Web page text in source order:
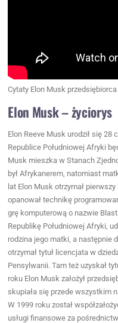
Cytaty Elon Musk przedsiębiorca
Elon Musk – życiorys
Elon Reeve Musk urodził się
Republice Południowej Afryki
Musk mieszka w Stanach
był Afrykanerem, natomiast
lat Elon Musk otrzymał
opanował technikę
grę komputerową o nazwie
Republikę Południowej Afryki,
rodzina jego matki, a następnie
otrzymał tytuł licencjata w
Pensylwanii. Tam też uzyskał
roku Elon Musk założył
skupiała się przede wszystkim
W 1999 roku został
usługi finansowe za